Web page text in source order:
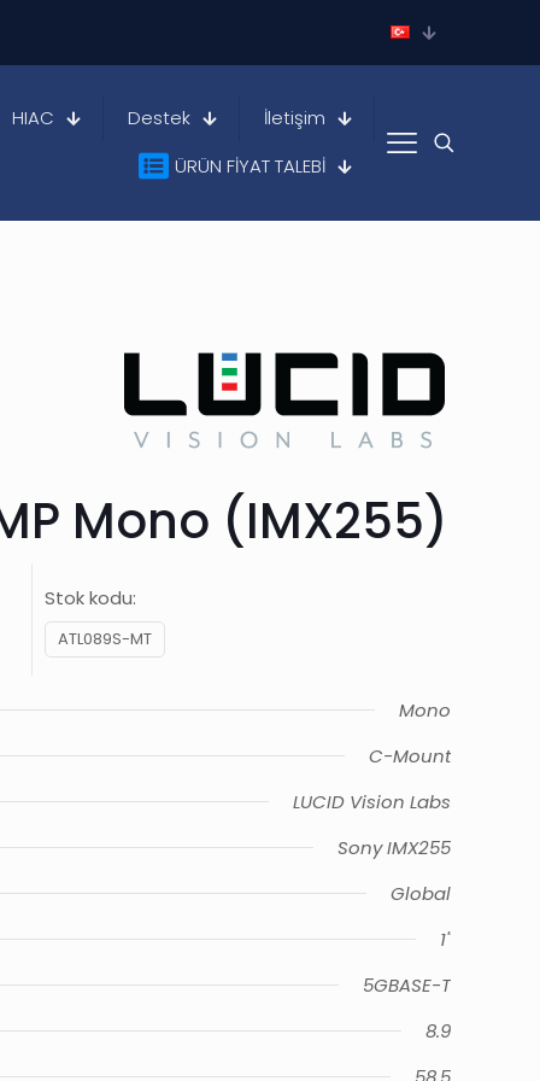
HIAC Destek
İletişim
ÜRÜN FİYAT TALEBİ
Mono (IMX255)
Stok kodu:
ATL089S-MT
Mono
C-Mount
LUCID Vision Labs
Sony IMX255
Global
1"
5GBASE-T
8.9